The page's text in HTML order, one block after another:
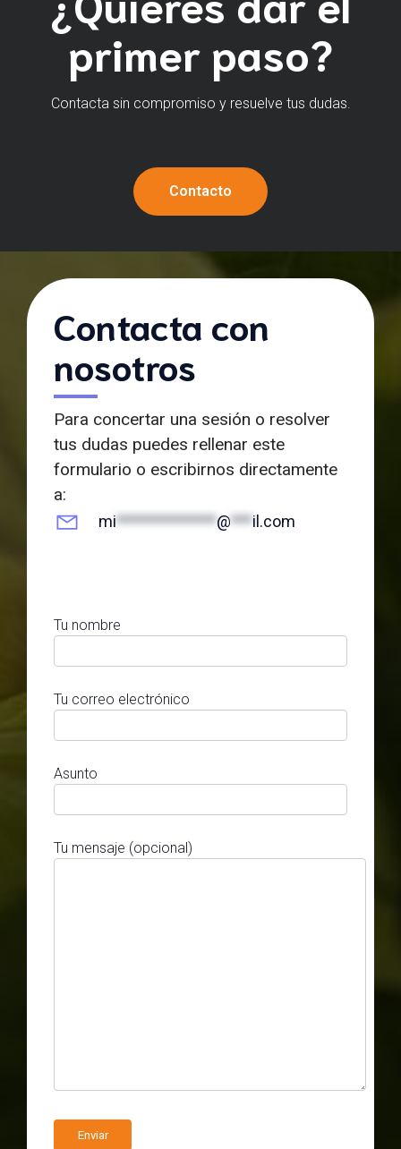
primer paso?
Contacta sin compromiso y resuelve tus dudas.
Contacto
Contacta con
nosotros
Para concertar una sesión o resolver
tus dudas puedes rellenar este
formulario o escribirnos directamente
a:
mi**************@***il.com
Tu nombre
Tu correo electrónico
Asunto
Tu mensaje (opcional)